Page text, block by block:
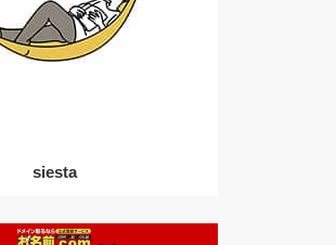
siesta